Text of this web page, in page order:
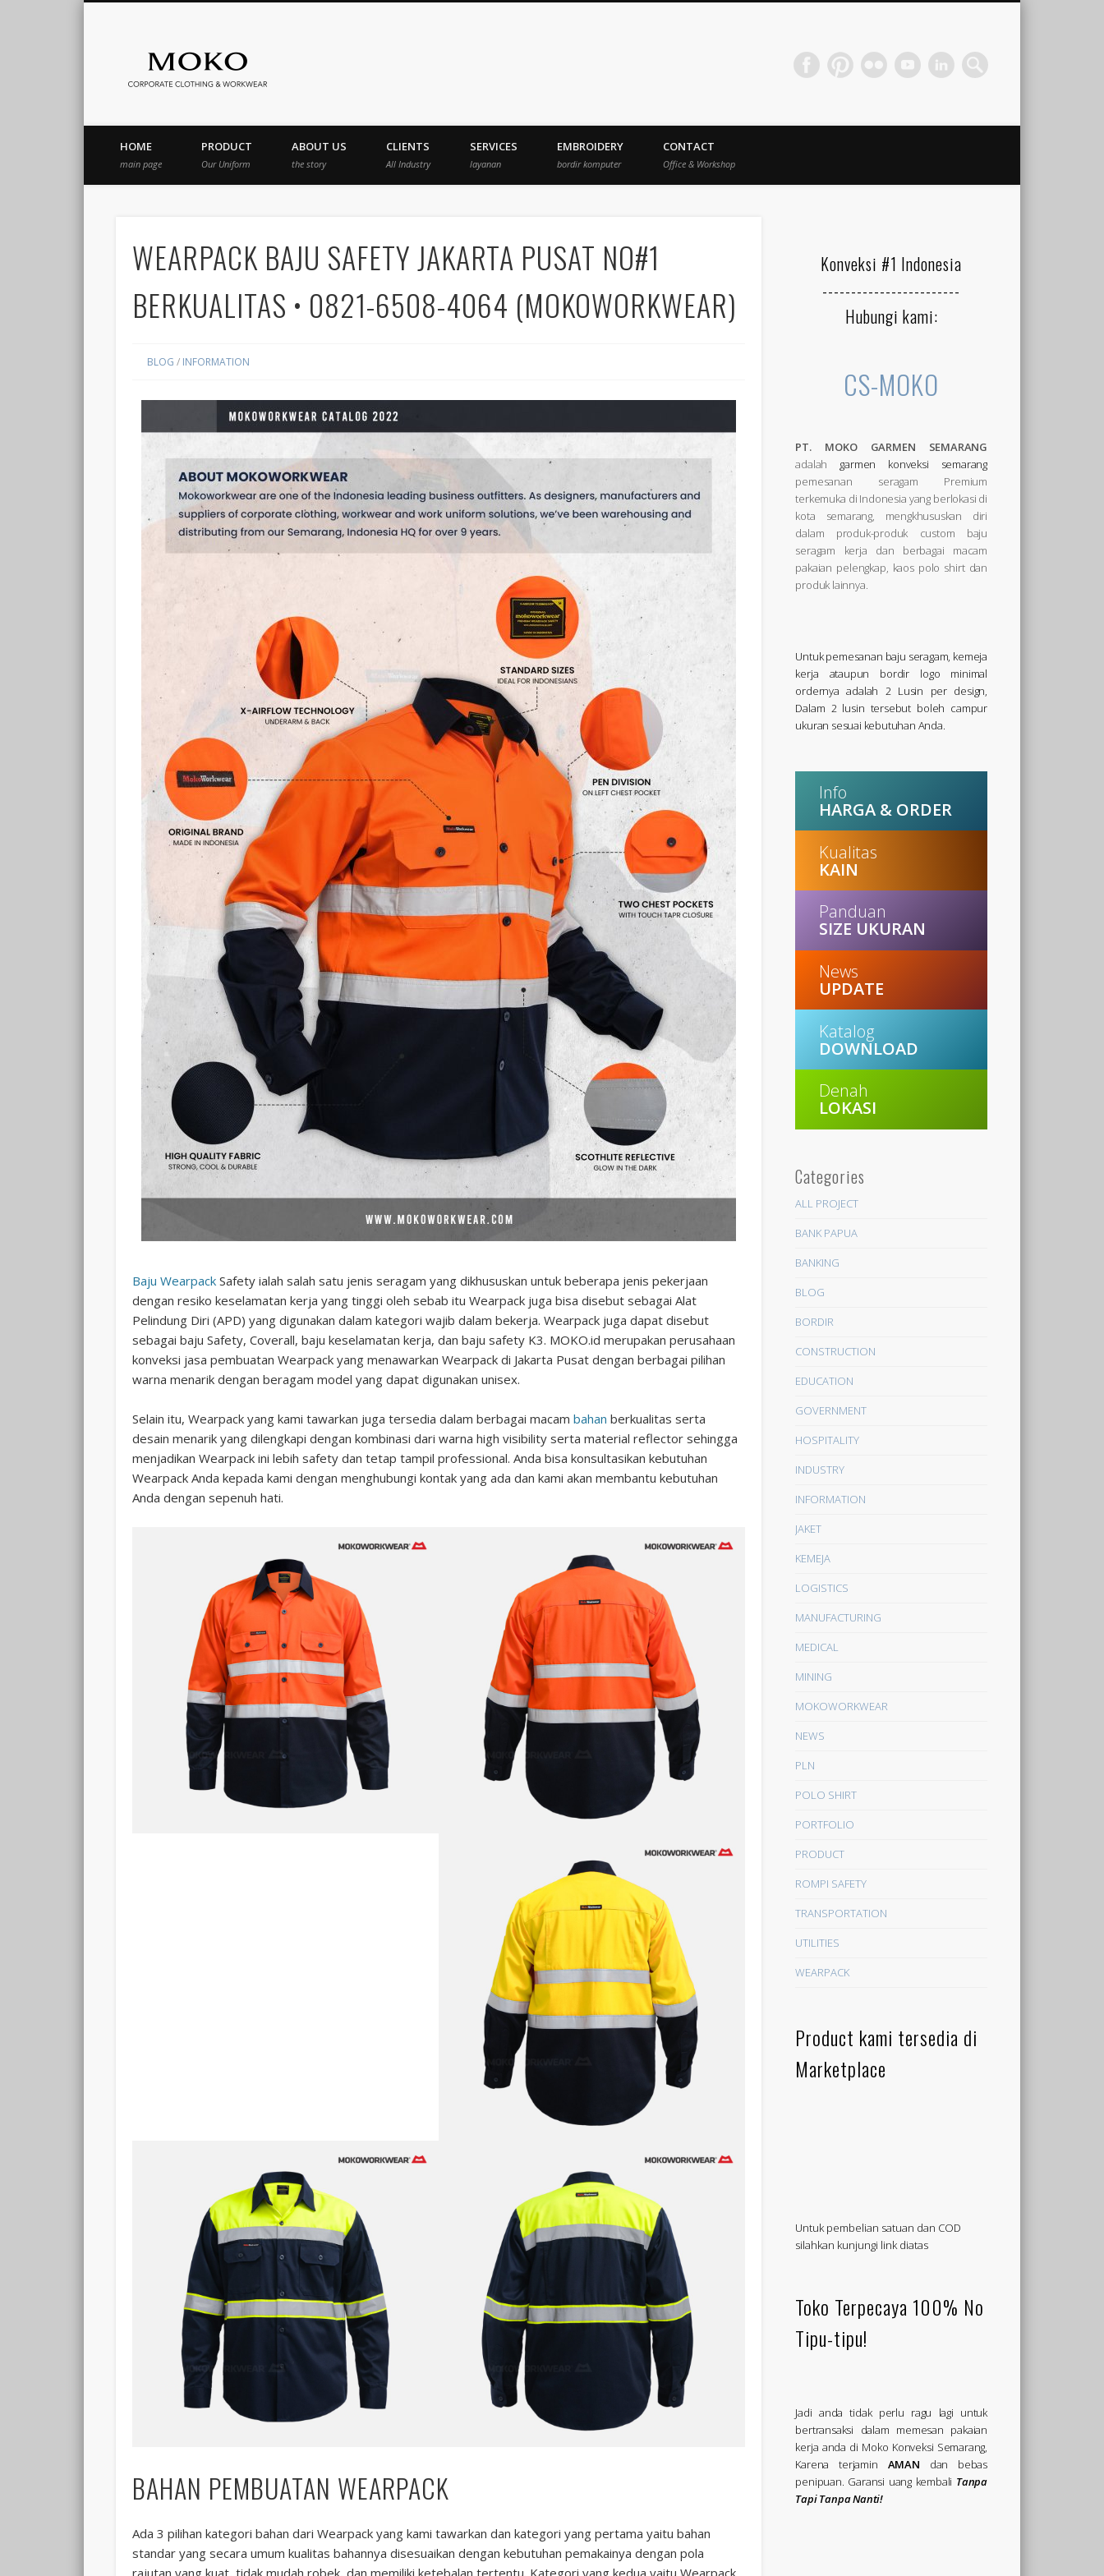
Jasa Bordir Komputer & Seragam Custom
HOME
main page
PRODUCT
Our Uniform
ABOUT US
the story
CLIENTS
All Industry
SERVICES
layanan
EMBROIDERY
bordir komputer
CONTACT
Office & Workshop
WEARPACK BAJU SAFETY JAKARTA PUSAT NO#1
BERKUALITAS • 0821-6508-4064 (MOKOWORKWEAR)
BLOG / INFORMATION
Baju WearpackSafety ialah salah satu jenis seragam yang dikhususkan untuk beberapa jenis pekerjaan
dengan resiko keselamatan kerja yang tinggi oleh sebab itu Wearpack juga bisa disebut sebagai Alat
Pelindung Diri (APD) yang digunakan dalam kategori wajib dalam bekerja. Wearpack juga dapat disebut
sebagai baju Safety, Coverall, baju keselamatan kerja, dan baju safety K3. MOKO.id merupakan perusahaan
konveksi jasa pembuatan Wearpack yang menawarkan Wearpack di Jakarta Pusat dengan berbagai pilihan
warna menarik dengan beragam model yang dapat digunakan unisex.
Selain itu, Wearpack yang kami tawarkan juga tersedia dalam berbagai macam bahan berkualitas serta
desain menarik yang dilengkapi dengan kombinasi dari warna high visibility serta material reflector sehingga
menjadikan Wearpack ini lebih safety dan tetap tampil professional. Anda bisa konsultasikan kebutuhan
Wearpack Anda kepada kami dengan menghubungi kontak yang ada dan kami akan membantu kebutuhan
Anda dengan sepenuh hati.
BAHAN PEMBUATAN WEARPACK
Ada 3 pilihan kategori bahan dari Wearpack yang kami tawarkan dan kategori yang pertama yaitu bahan
standar yang secara umum kualitas bahannya disesuaikan dengan kebutuhan pemakainya dengan pola
Konveksi #1 Indonesia
------------------------
Hubungi kami:
CS-MOKO
PT. MOKO GARMEN SEMARANG
adalah garmen konveksi semarang
pemesanan seragam Premium
terkemuka di Indonesia yang berlokasi di
kota semarang, mengkhususkan diri
dalam produk-produk custom baju
seragam kerja dan berbagai macam
pakaian pelengkap, kaos polo shirt dan
produk lainnya.
Untuk pemesanan baju seragam, kemeja
kerja ataupun bordir logo minimal
ordernya adalah 2 Lusin per design,
Dalam 2 lusin tersebut boleh campur
ukuran sesuai kebutuhan Anda.
Info
HARGA & ORDER
Kualitas
KAIN
Panduan
SIZE UKURAN
News
UPDATE
Katalog
DOWNLOAD
Denah
LOKASI
Categories
ALL PROJECT
BANK PAPUA
BANKING
BLOG
BORDIR
CONSTRUCTION
EDUCATION
GOVERNMENT
HOSPITALITY
INDUSTRY
INFORMATION
JAKET
KEMEJA
LOGISTICS
MANUFACTURING
MEDICAL
MINING
MOKOWORKWEAR
NEWS
PLN
POLO SHIRT
PORTFOLIO
PRODUCT
ROMPI SAFETY
TRANSPORTATION
UTILITIES
WEARPACK
Product kami tersedia di
Marketplace
Untuk pembelian satuan dan COD
silahkan kunjungi link diatas
Toko Terpecaya 100% No
Tipu-tipu!
Jadi anda tidak perlu ragu lagi untuk
bertransaksi dalam memesan pakaian
kerja anda di Moko Konveksi Semarang,
Karena terjamin AMAN dan bebas
penipuan. Garansi uang kembali Tanpa
Tapi Tanpa Nanti!